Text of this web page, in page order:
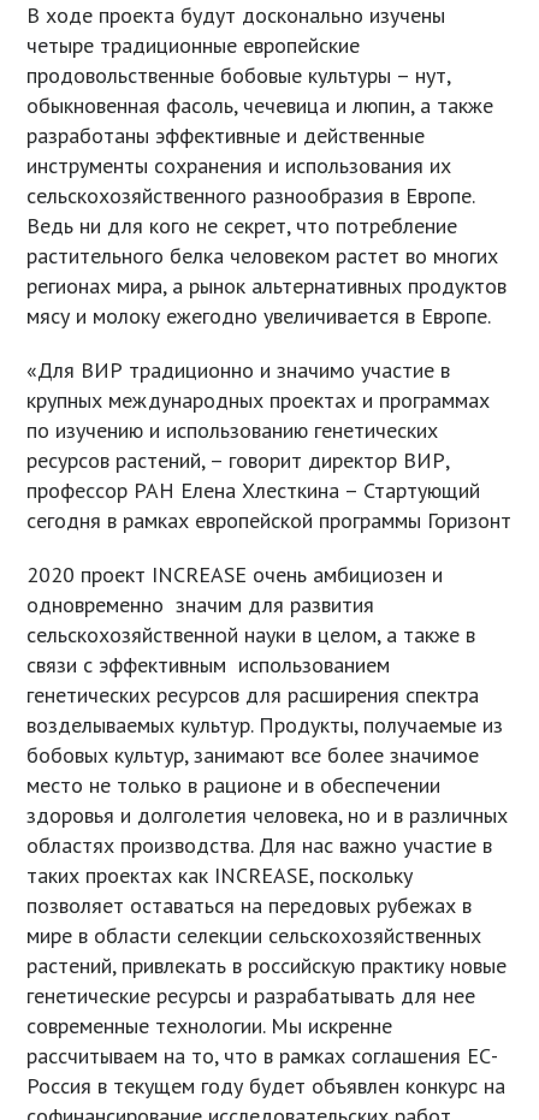
В ходе проекта будут досконально изучены
четыре традиционные европейские
продовольственные бобовые культуры – нут,
обыкновенная фасоль, чечевица и люпин, а также
разработаны эффективные и действенные
инструменты сохранения и использования их
сельскохозяйственного разнообразия в Европе.
Ведь ни для кого не секрет, что потребление
растительного белка человеком растет во многих
регионах мира, а рынок альтернативных продуктов
мясу и молоку ежегодно увеличивается в Европе.
«Для ВИР традиционно и значимо участие в
крупных международных проектах и программах
по изучению и использованию генетических
ресурсов растений, – говорит директор ВИР,
профессор РАН Елена Хлесткина – Стартующий
сегодня в рамках европейской программы Горизонт
2020 проект INCREASE очень амбициозен и
одновременно значим для развития
сельскохозяйственной науки в целом, а также в
связи с эффективным использованием
генетических ресурсов для расширения спектра
возделываемых культур. Продукты, получаемые из
бобовых культур, занимают все более значимое
место не только в рационе и в обеспечении
здоровья и долголетия человека, но и в различных
областях производства. Для нас важно участие в
таких проектах как INCREASE, поскольку
позволяет оставаться на передовых рубежах в
мире в области селекции сельскохозяйственных
растений, привлекать в российскую практику новые
генетические ресурсы и разрабатывать для нее
современные технологии. Мы искренне
рассчитываем на то, что в рамках соглашения ЕС-
Россия в текущем году будет объявлен конкурс на